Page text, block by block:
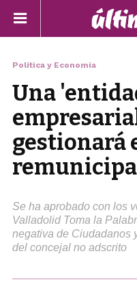
Política y Economía
Una
gestionará
Se ha aprobado con los
Valladolid Toma la
negativa de Ciudadanos
del concejal no adscrito